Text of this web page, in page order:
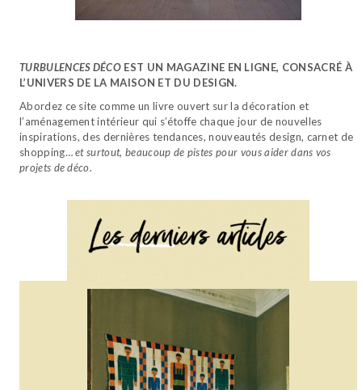
TURBULENCES DÉCO EST UN MAGAZINE EN LIGNE, CONSACRÉ À
L’UNIVERS DE LA MAISON ET DU DESIGN.
Abordez ce site comme un livre ouvert sur la décoration et
l’aménagement intérieur qui s’étoffe chaque jour de nouvelles
inspirations, des dernières tendances, nouveautés design, carnet de
shopping…et surtout, beaucoup de pistes pour vous aider dans vos
projets de déco.